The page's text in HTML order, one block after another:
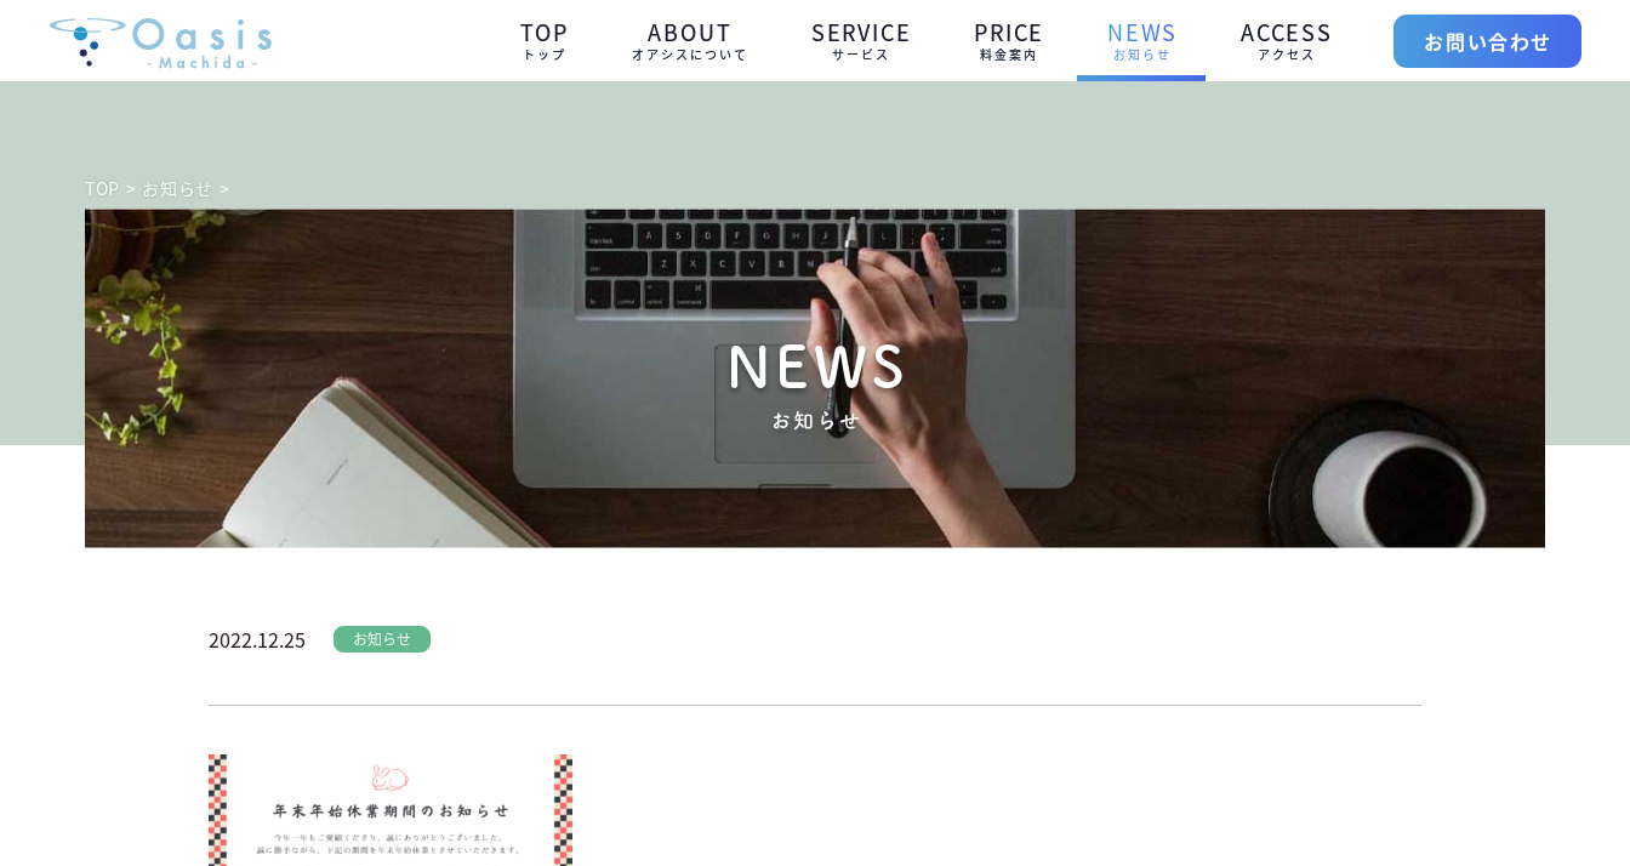
TOP
トップ
ABOUT
オアシスについて
SERVICE
サービス
PRICE
料金案内
NEWS
お知らせ
ACCESS
アクセス お問い合わせ
TOP > お知らせ >
NEWS
お知らせ
2022.12.25 お知らせ